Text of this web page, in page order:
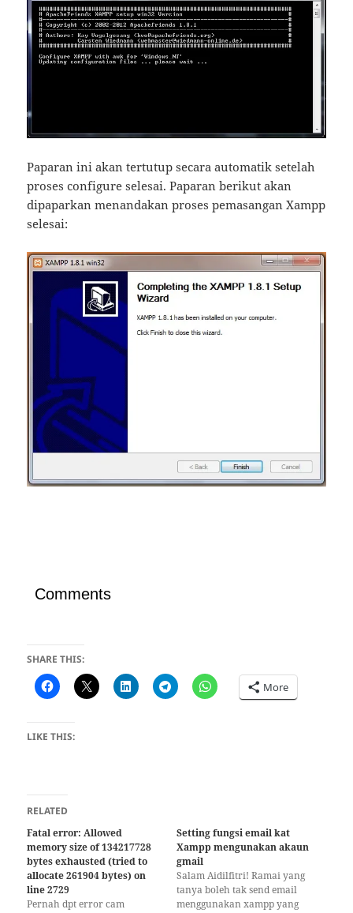
Paparan ini akan tertutup secara automatik setelah
proses configure selesai. Paparan berikut akan
dipaparkan menandakan proses pemasangan Xampp
selesai:
Comments
SHARE THIS:
More
LIKE THIS:
RELATED
Fatal error: Allowed
memory size of 134217728
bytes exhausted (tried to
allocate 261904 bytes) on
line 2729
Pernah dpt error cam
Setting fungsi email kat
Xampp mengunakan akaun
gmail
Salam Aidilfitri! Ramai yang
tanya boleh tak send email
menggunakan xampp yang